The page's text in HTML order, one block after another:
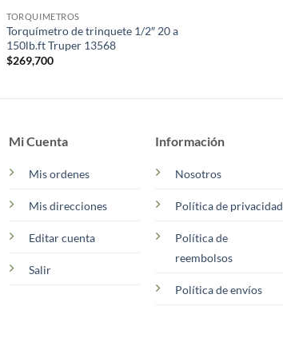
TORQUIMETROS
Torquímetro de trinquete 1/2″ 20 a
150lb.ft Truper 13568
$269,700
Mi Cuenta
Mis ordenes
Mis direcciones
Editar cuenta
Salir
Información
Nosotros
Política de privacidad
Política de
reembolsos
Política de envíos